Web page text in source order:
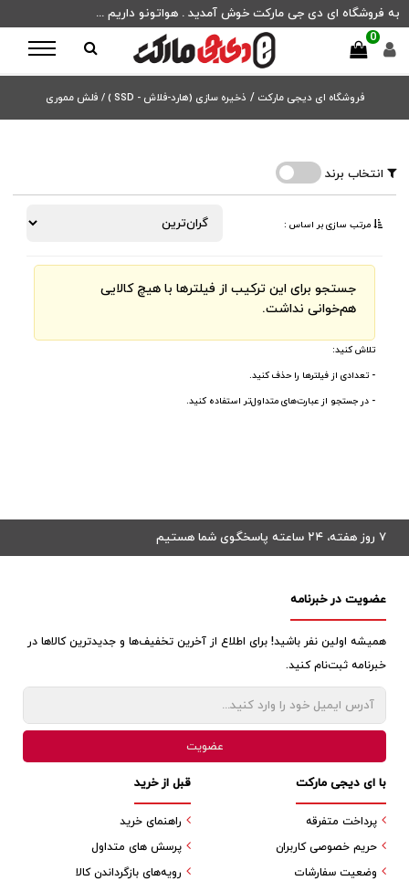
به فروشگاه ای دی جی مارکت خوش آمدید . هواتونو داریم ...
0
فروشگاه ای دیجی مارکت/ ذخیره سازی (هارد-فلاش - SSD ) / فلش مموری
انتخاب برند
مرتب ‌سازی بر اساس :
جستجو برای این ترکیب از فیلترها با هیچ کالایی
هم‌خوانی نداشت.
تلاش کنید:
- تعدادی از فیلترها را حذف کنید.
- در جستجو از عبارت‌های متداول‌تر استفاده کنید.
۷ روز هفته، ۲۴ ساعته پاسخگوی شما هستیم
عضویت در خبرنامه
همیشه اولین نفر باشید! برای اطلاع از آخرین تخفیف‌ها و جدیدترین کالاها در
خبرنامه ثبت‌نام کنید.
قبل از خرید
راهنمای خرید
پرسش های متداول
رویه‌های بازگرداندن کالا
با ای دیجی مارکت
پرداخت متفرقه
حریم خصوصی کاربران
وضعیت سفارشات